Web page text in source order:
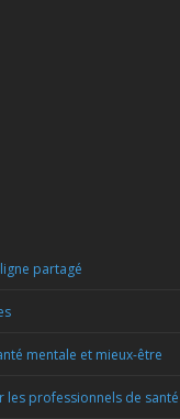
partagé
mentale et mieux-être
les professionnels de santé